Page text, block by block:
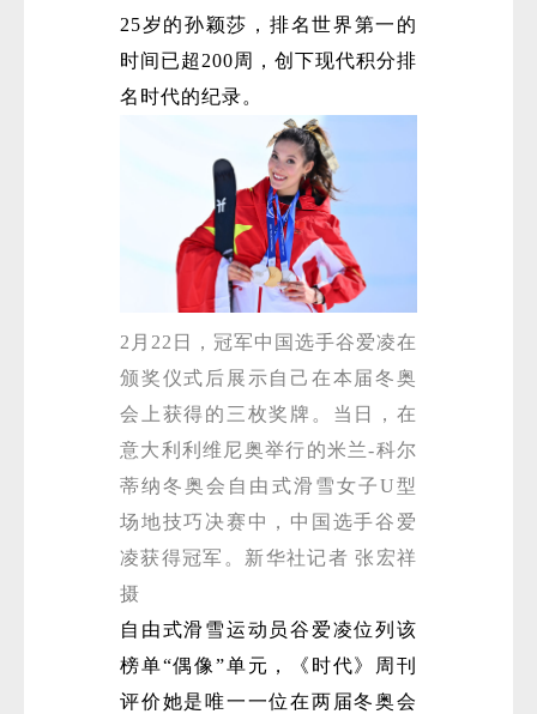
25岁的孙颖莎，排名世界第一的
时间已超200周，创下现代积分排
名时代的纪录。
2月22日，冠军中国选手谷爱凌在
颁奖仪式后展示自己在本届冬奥
会上获得的三枚奖牌。当日，在
意大利利维尼奥举行的米兰-科尔
蒂纳冬奥会自由式滑雪女子U型
场地技巧决赛中，中国选手谷爱
凌获得冠军。新华社记者 张宏祥
摄
自由式滑雪运动员谷爱凌位列该
榜单“偶像”单元，《时代》周刊
评价她是唯一一位在两届冬奥会